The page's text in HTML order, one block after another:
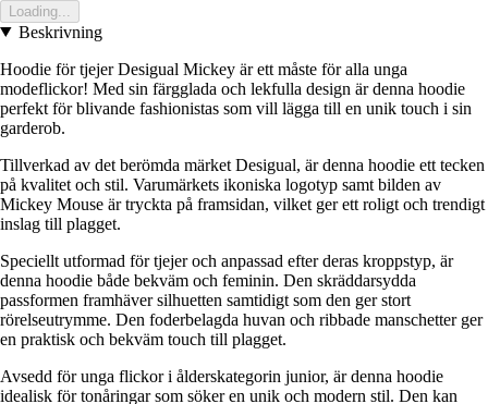
Loading...
Beskrivning
Hoodie för tjejer Desigual Mickey är ett måste för alla unga
modeflickor! Med sin färgglada och lekfulla design är denna hoodie
perfekt för blivande fashionistas som vill lägga till en unik touch i sin
garderob.
Tillverkad av det berömda märket Desigual, är denna hoodie ett tecken
på kvalitet och stil. Varumärkets ikoniska logotyp samt bilden av
Mickey Mouse är tryckta på framsidan, vilket ger ett roligt och trendigt
inslag till plagget.
Speciellt utformad för tjejer och anpassad efter deras kroppstyp, är
denna hoodie både bekväm och feminin. Den skräddarsydda
passformen framhäver silhuetten samtidigt som den ger stort
rörelseutrymme. Den foderbelagda huvan och ribbade manschetter ger
en praktisk och bekväm touch till plagget.
Avsedd för unga flickor i ålderskategorin junior, är denna hoodie
idealisk för tonåringar som söker en unik och modern stil. Den kan